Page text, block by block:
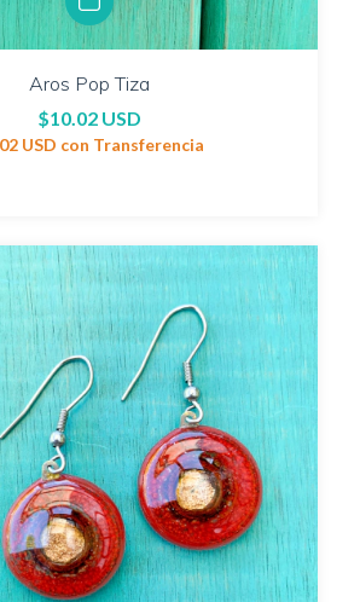
Aros Pop Tiza
$10.02 USD
USD con Transferencia